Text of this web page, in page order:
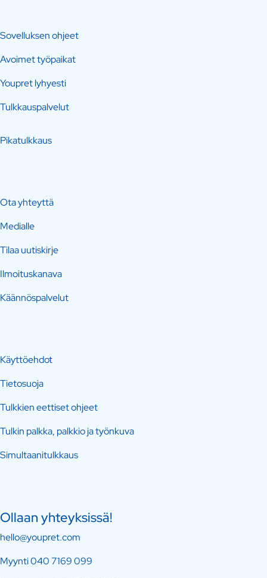
Sovelluksen ohjeet
Avoimet työpaikat
Youpret lyhyesti
Tulkkauspalvelut
Pikatulkkaus
Ota yhteyttä
Medialle
Tilaa uutiskirje
Ilmoituskanava
Käännöspalvelut
Käyttöehdot
Tietosuoja
Tulkkien eettiset ohjeet
Tulkin palkka, palkkio ja työnkuva
Simultaanitulkkaus
Ollaan yhteyksissä!
hello@youpret.com
Myynti040 7169 099